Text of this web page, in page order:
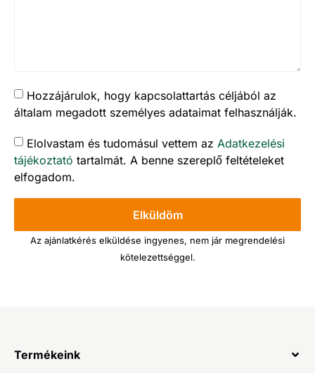
Hozzájárulok, hogy kapcsolattartás céljából az
általam megadott személyes adataimat felhasználják.
Elolvastam és tudomásul vettem az Adatkezelési
tájékoztató tartalmát. A benne szereplő feltételeket
elfogadom.
Elküldöm
Az ajánlatkérés elküldése ingyenes, nem jár megrendelési
kötelezettséggel.
Termékeink